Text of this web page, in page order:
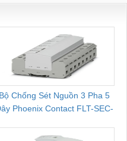
CHUA CHAY
Bộ Chống Sét Nguồn 3 Pha 5
Phoenix Contact FLT-SEC-